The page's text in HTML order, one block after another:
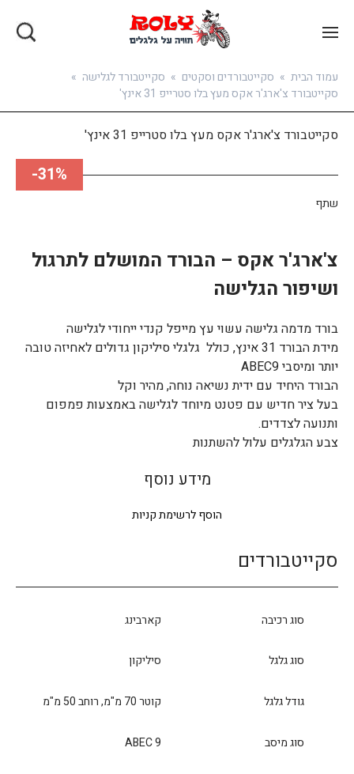
בואו להירשם
עמוד הבית » סקייטבורדים וסקטים » סקייטבורד לגלישה »
סקייטבורד צ'ארג'ר אקס מעץ בלו סטרייפ 31 אינץ'
סקייטבורד צ'ארג'ר אקס מעץ בלו סטרייפ 31 אינץ'
31%-
שתף
צ'ארג'ר אקס – הבורד המושלם לתרגול
ושיפור הגלישה
בורד מדמה גלישה עשוי עץ מייפל קנדי ייחודי לגלישה
מידת הבורד 31 אינץ, כולל גלגלי סיליקון גדולים לאחיזה טובה
יותר ומיסבי ABEC9
הבורד היחיד עם ידית נשיאה נוחה, מהיר וקל
בעל ציר חדיש עם פטנט מיוחד לגלישה באמצעות פמפום
ותנועה לצדדים.
צבע הגלגלים עלול להשתנות
מידע נוסף
הוסף לרשימת קניות
סקייטבורדים
סוג רכיבה קארבינג
סוג גלגל סיליקון
גודל גלגל קוטר 70 מ"מ, רוחב 50 מ"מ
סוג מיסב ABEC 9